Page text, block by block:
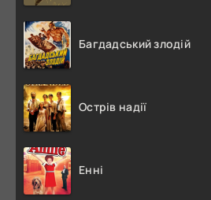
Багдадський злодій
Острів надії
Енні